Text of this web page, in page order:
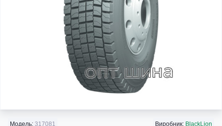
Модель: 317081 Виробник: BlackLion